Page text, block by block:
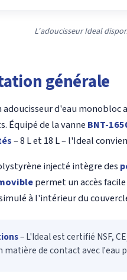
L'adoucisseur Ideal
générale
adoucisseur d'eau
Équipé de la vanne BNT-
– 8 L et 18 L – l'Ideal
injecté intègre des
permet un accès
à l'intérieur du
– L'Ideal est certifié NSF,
matière de contact avec l'eau